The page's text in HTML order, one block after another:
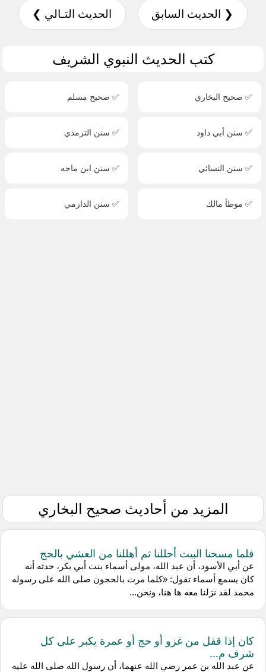
❮ الحديث السابق الحديث التـالي ❯
كتب الحديث النبوي الشريف
✅ صحيح البخاري ✅ صحيح مسلم
✅ سنن أبي داود ✅ سنن الترمذي
✅ سنن النسائي ✅ سنن ابن ماجه
✅ موطأ مالك ✅ سنن الدارمي
المزيد من أحاديث صحيح البخاري
فلما مسحنا البيت أحللنا ثم أهللنا من العشي بالحج
عن أبي الأسود، أن عبد الله، مولى أسماء بنت أبي بكر، حدثه أنه
كان يسمع أسماء تقول: «كلما مرت بالحجون صلى الله على رسوله
محمد لقد نزلنا معه ها هنا، ونحن...
كان إذا قفل من غزو أو حج أو عمرة يكبر على كل
شرف م...
عن عبد الله بن عمر رضي الله عنهما، أن رسول الله صلى الله عليه